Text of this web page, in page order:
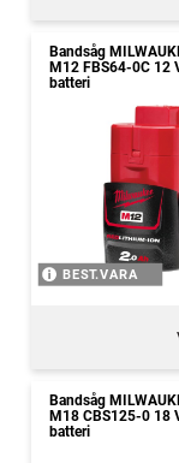
Bandsåg
M12 FBS64-0C 12
batteri
BEST.VARA
Bandsåg
M18 CBS125-0 18
batteri